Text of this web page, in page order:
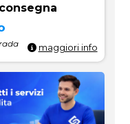
maggiori info